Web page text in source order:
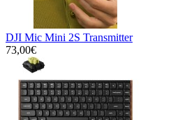
DJI Mic Mini 2S Transmitter
73,00€